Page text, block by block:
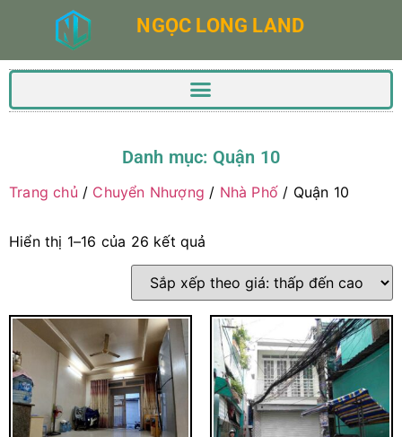
NGỌC LONG LAND
Danh mục: Quận 10
Trang chủ / Chuyển Nhượng / Nhà Phố / Quận 10
Hiển thị 1–16 của 26 kết quả